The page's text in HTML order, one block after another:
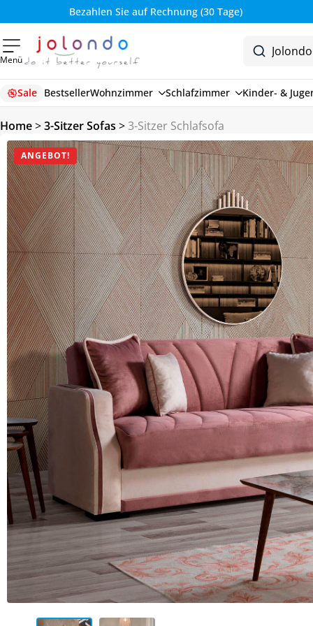
Bezahlen Sie auf Rechnung (30 Tage)
Menü
Sale BestsellerWohnzimmer Schlafzimmer Kinder- &
Home>3-Sitzer Sofas >3-Sitzer Schlafsofa
ANGEBOT!